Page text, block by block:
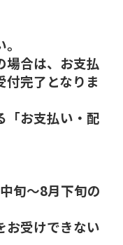
合は、お支払
付完了となりま
「お支払い・配
旬～8月下旬の
受けできない